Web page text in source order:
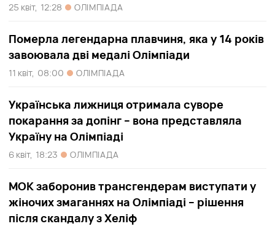
25 квіт, 12:28 ОЛІМПІАДА
Померла легендарна плавчиня, яка у 14 років
завоювала дві медалі Олімпіади
11 квіт, 08:00 ОЛІМПІАДА
Українська лижниця отримала суворе
покарання за допінг – вона представляла
Україну на Олімпіаді
6 квіт, 18:23 ОЛІМПІАДА
МОК заборонив трансгендерам виступати у
жіночих змаганнях на Олімпіаді – рішення
після скандалу з Хеліф